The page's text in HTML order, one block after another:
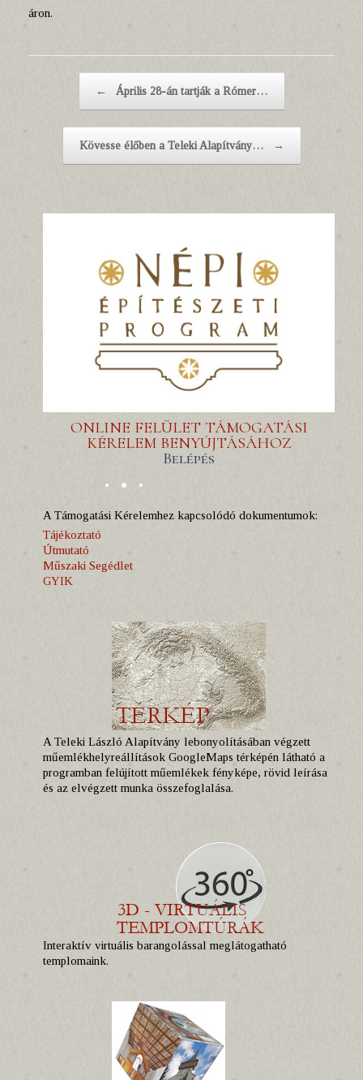
áron.
←
Április 28-án tartják a Rómer…
Kövesse élőben a Teleki Alapítvány… →
ONLINE FELÜLET TÁMOGATÁSI
KÉRELEM BENYÚJTÁSÁHOZ
Belépés
A Támogatási Kérelemhez kapcsolódó dokumentumok:
Tájékoztató
Útmutató
Műszaki Segédlet
GYIK
A Teleki László Alapítvány lebonyolításában végzett
műemlékhelyreállítások GoogleMaps térképén látható a
programban felújított műemlékek fényképe, rövid leírása
és az elvégzett munka összefoglalása.
Interaktív virtuális barangolással meglátogatható
templomaink.